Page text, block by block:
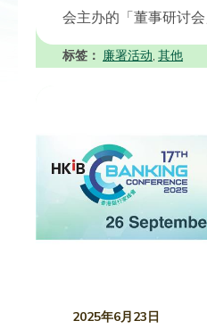
会主办的「董事研讨
标签： 廉署活动, 其他
2025年6月23日